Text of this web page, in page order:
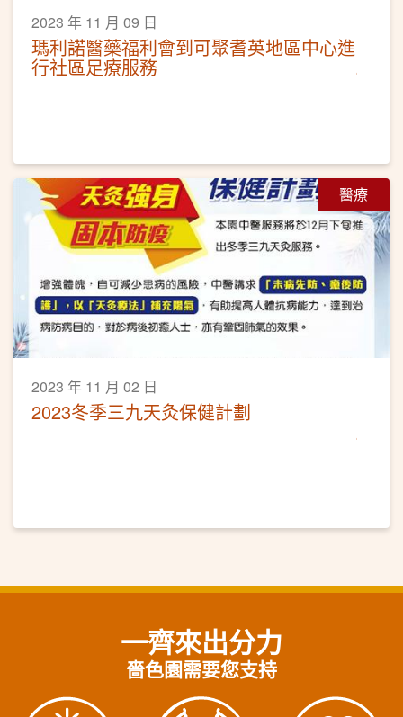
2023 年 11 月 09 日
瑪利諾醫藥福利會到可聚耆英地區中心進
行社區足療服務
醫療
2023 年 11 月 02 日
2023冬季三九天灸保健計劃
一齊來出分力
嗇色園需要您支持